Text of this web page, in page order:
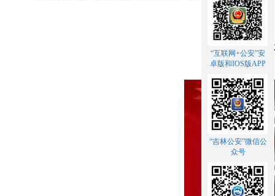
习近平
“互联网+公安”安
卓版和IOS版APP
“吉林公安”微信公
众号